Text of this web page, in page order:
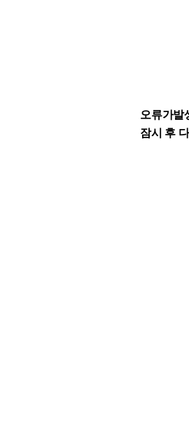
오류가발
잠시 후